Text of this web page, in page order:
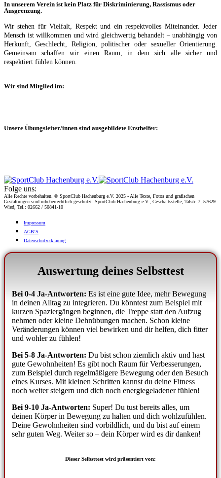
In unserem Verein ist kein Platz für Diskriminierung, Rassismus oder
Ausgrenzung.
Wir stehen für Vielfalt, Respekt und ein respektvolles Miteinander. Jeder
Mensch ist willkommen und wird gleichwertig behandelt – unabhängig von
Herkunft, Geschlecht, Religion, politischer oder sexueller Orientierung.
Gemeinsam schaffen wir einen Raum, in dem sich alle sicher und
respektiert fühlen können.
Wir sind Mitglied im:
Unsere Übungsleiter/innen sind ausgebildete Ersthelfer:
Folge uns:
Alle Rechte vorbehalten. © SportClub Hachenburg e.V. 2025 - Alle Texte, Fotos und grafischen
Gestaltungen sind urheberrechtlich geschützt. SportClub Hachenburg e.V., Geschäftsstelle, Talstr. 7, 57629
Wied, Tel.: 02662 / 50841-10
Impres­sum
AGB‘S
Daten­schutz­er­klä­rung
Auswertung deines Selbsttest
Bei 0-4 Ja-Antworten: Es ist eine gute Idee, mehr Bewegung
in deinen Alltag zu integrieren. Du könntest zum Beispiel mit
kurzen Spaziergängen beginnen, die Treppe statt den Aufzug
nehmen oder kleine Dehnübungen machen. Schon kleine
Veränderungen können viel bewirken und dir helfen, dich fitter
und wohler zu fühlen!
Bei 5-8 Ja-Antworten: Du bist schon ziemlich aktiv und hast
gute Gewohnheiten! Es gibt noch Raum für Verbesserungen,
zum Beispiel durch regelmäßigere Bewegung oder den Besuch
eines Kurses. Mit kleinen Schritten kannst du deine Fitness
noch weiter steigern und dich noch energiegeladener fühlen!
Bei 9-10 Ja-Antworten: Super! Du tust bereits alles, um
deinen Körper in Bewegung zu halten und dich wohlzufühlen.
Deine Gewohnheiten sind vorbildlich, und du bist auf einem
sehr guten Weg. Weiter so – dein Körper wird es dir danken!
Dieser Selbsttest wird präsentiert von: